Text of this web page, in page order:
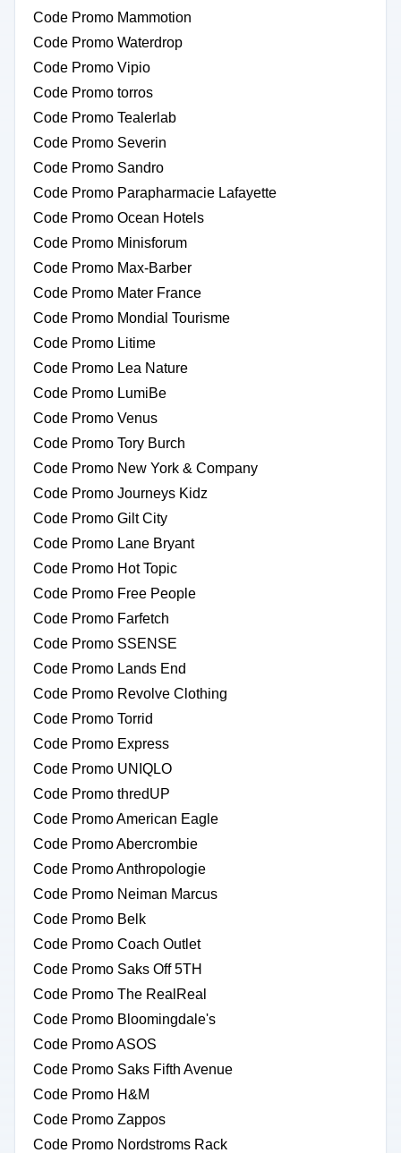
Code Promo Mammotion
Code Promo Waterdrop
Code Promo Vipio
Code Promo torros
Code Promo Tealerlab
Code Promo Severin
Code Promo Sandro
Code Promo Parapharmacie Lafayette
Code Promo Ocean Hotels
Code Promo Minisforum
Code Promo Max-Barber
Code Promo Mater France
Code Promo Mondial Tourisme
Code Promo Litime
Code Promo Lea Nature
Code Promo LumiBe
Code Promo Venus
Code Promo Tory Burch
Code Promo New York & Company
Code Promo Journeys Kidz
Code Promo Gilt City
Code Promo Lane Bryant
Code Promo Hot Topic
Code Promo Free People
Code Promo Farfetch
Code Promo SSENSE
Code Promo Lands End
Code Promo Revolve Clothing
Code Promo Torrid
Code Promo Express
Code Promo UNIQLO
Code Promo thredUP
Code Promo American Eagle
Code Promo Abercrombie
Code Promo Anthropologie
Code Promo Neiman Marcus
Code Promo Belk
Code Promo Coach Outlet
Code Promo Saks Off 5TH
Code Promo The RealReal
Code Promo Bloomingdale's
Code Promo ASOS
Code Promo Saks Fifth Avenue
Code Promo H&M
Code Promo Zappos
Code Promo Nordstroms Rack